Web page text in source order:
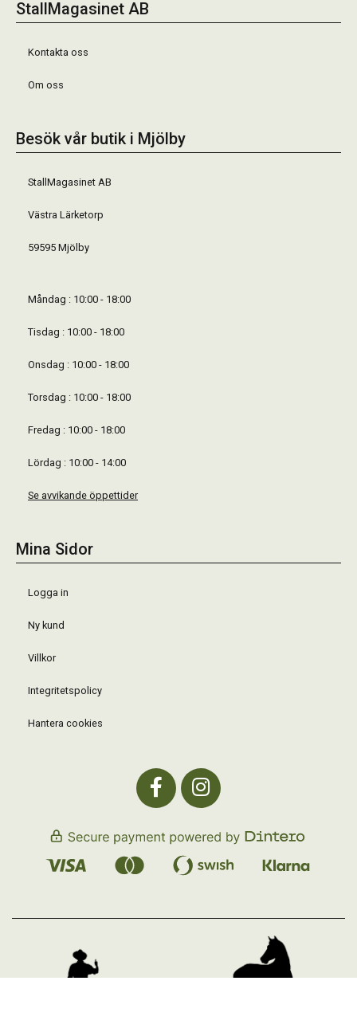
StallMagasinet AB
Kontakta oss
Om oss
Besök vår butik i Mjölby
StallMagasinet AB
Västra Lärketorp
59595 Mjölby
Måndag : 10:00 - 18:00
Tisdag : 10:00 - 18:00
Onsdag : 10:00 - 18:00
Torsdag : 10:00 - 18:00
Fredag : 10:00 - 18:00
Lördag : 10:00 - 14:00
Se avvikande öppettider
Mina Sidor
Logga in
Ny kund
Villkor
Integritetspolicy
Hantera cookies